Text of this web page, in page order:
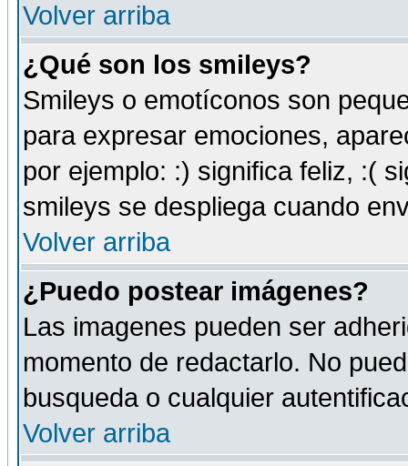
Volver arriba
¿Qué son los smileys?
Smileys o emotíconos son
para expresar emociones,
por ejemplo: :) significa feliz, :(
smileys se despliega cuando
Volver arriba
¿Puedo postear imágenes?
Las imagenes pueden ser
momento de redactarlo. No
busqueda o cualquier
Volver arriba